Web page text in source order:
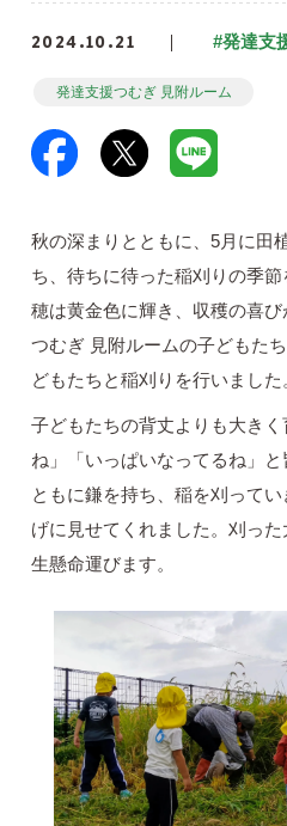
2024.10.21 #発達支
発達支援つむぎ 見附ルーム
秋の深まりとともに、5月に田
ち、待ちに待った稲刈りの季
穂は黄金色に輝き、収穫の喜
つむぎ 見附ルームの子どもた
どもたちと稲刈りを行いました
子どもたちの背丈よりも大き
ね」「いっぱいなってるね」
ともに鎌を持ち、稲を刈って
げに見せてくれました。刈っ
生懸命運びます。